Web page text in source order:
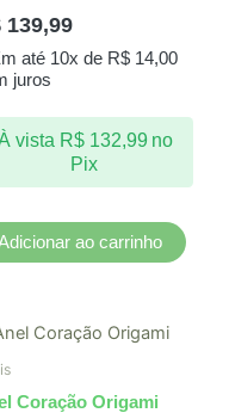
139,99
até 10x de R$14,00
juros
vista R$132,99 no
Pix
ao carrinho
Coração Origami